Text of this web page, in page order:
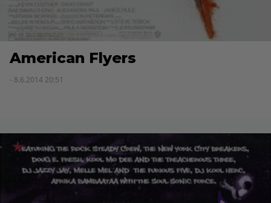
American Flyers
- 8.6.2014 20:51